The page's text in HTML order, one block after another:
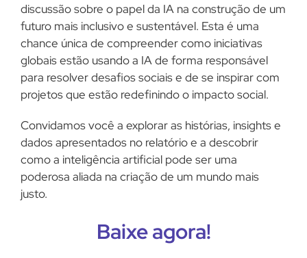
discussão sobre o papel da IA na construção de um
futuro mais inclusivo e sustentável. Esta é uma
chance única de compreender como iniciativas
globais estão usando a IA de forma responsável
para resolver desafios sociais e de se inspirar com
projetos que estão redefinindo o impacto social.
Convidamos você a explorar as histórias, insights e
dados apresentados no relatório e a descobrir
como a inteligência artificial pode ser uma
poderosa aliada na criação de um mundo mais
justo.
Baixe agora!